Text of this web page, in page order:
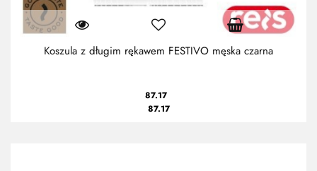
Koszula z długim rękawem FESTIVO męska czarna
87.17
87.17